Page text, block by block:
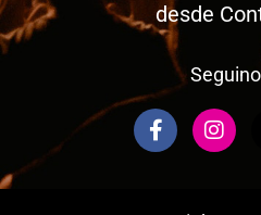
desde
F
a
I
n